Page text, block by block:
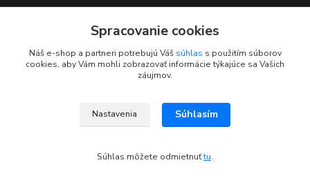
Tento shop je aktuálne vo výstavbe. Ak pre nás máte akékoľvek
tipy alebo požiadavky, neváhajte nás prosím kontaktovať.
Spracovanie cookies
Náš e-shop a partneri potrebujú Váš súhlas s použitím súborov
cookies, aby Vám mohli zobrazovať informácie týkajúce sa Vašich
záujmov.
Nastavenia Súhlasím
Súhlas môžete odmietnuťtu.